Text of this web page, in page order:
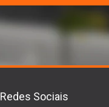
Redes Sociais